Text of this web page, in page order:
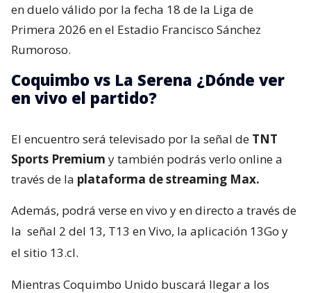
en duelo válido por la fecha 18 de la Liga de
Primera 2026 en el Estadio Francisco Sánchez
Rumoroso.
Coquimbo vs La Serena ¿Dónde ver
en vivo el partido?
El encuentro será televisado por la señal de TNT
Sports Premium y también podrás verlo online a
través de la plataforma de streaming Max.
Además, podrá verse en vivo y en directo a través de
la señal 2 del 13, T13 en Vivo, la aplicación 13Go y
el sitio 13.cl.
Mientras Coquimbo Unido buscará llegar a los